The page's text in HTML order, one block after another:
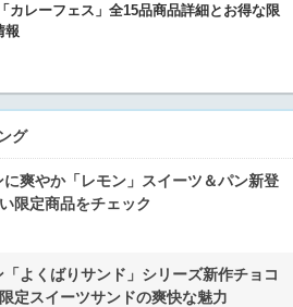
カレーフェス」全15品商品詳細とお得な限
報
グ
に爽やか「レモン」スイーツ＆パン新登
限定商品をチェック
「よくばりサンド」シリーズ新作チョコ
定スイーツサンドの爽快な魅力